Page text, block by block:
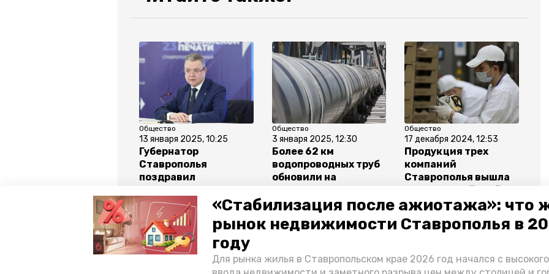
«Стабилизация после ажиотажа»: что
рынок недвижимости Ставрополья в
году
Для рынка жилья в Ставропольском крае 2026 год начался с
Общество
13 января 2025, 10:25
Губернатор
Ставрополья
поздравил
профессиональным
праздником
Общество
3 января 2025, 12:30
Более 62 км
водопроводных труб
обновили на
году
Общество
17 декабря 2024, 12:53
Продукция трех
компаний
Ставрополья вышла
рынок
Все новости